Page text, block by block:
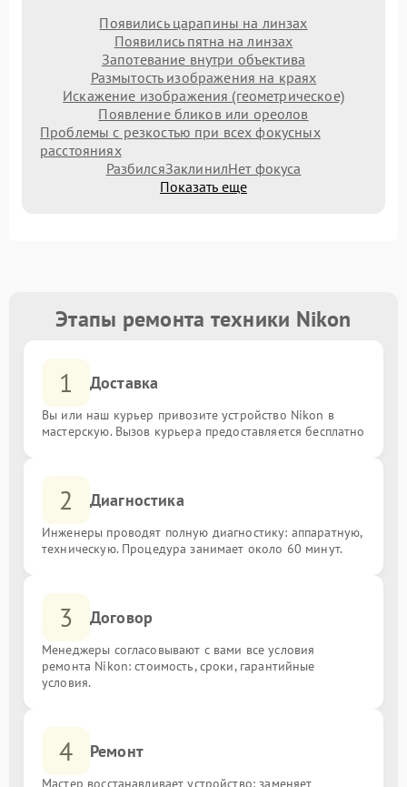
Появились царапины на линзах
Появились пятна на линзах
Запотевание внутри объектива
Размытость изображения на краях
Искажение изображения (геометрическое)
Появление бликов или ореолов
Проблемы с резкостью при всех фокусных
расстояниях
РазбилсяЗаклинилНет фокуса
Показать еще
Этапы ремонта техники Nikon
1 Доставка
Вы или наш курьер привозите устройство Nikon в
мастерскую. Вызов курьера предоставляется бесплатно
2 Диагностика
Инженеры проводят полную диагностику: аппаратную,
техническую. Процедура занимает около 60 минут.
3 Договор
Менеджеры согласовывают с вами все условия
ремонта Nikon: стоимость, сроки, гарантийные
условия.
4 Ремонт
Мастер восстанавливает устройство: заменяет